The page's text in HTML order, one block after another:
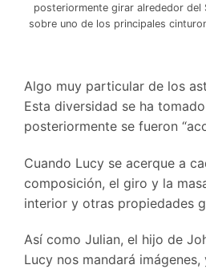
posteriormente girar alrededor del
sobre uno de los principales
Algo muy particular de los
Esta diversidad se ha
posteriormente se fueron
Cuando Lucy se acerque a
composición, el giro y la
interior y otras propiedades
Así como Julian, el hijo de
Lucy nos mandará